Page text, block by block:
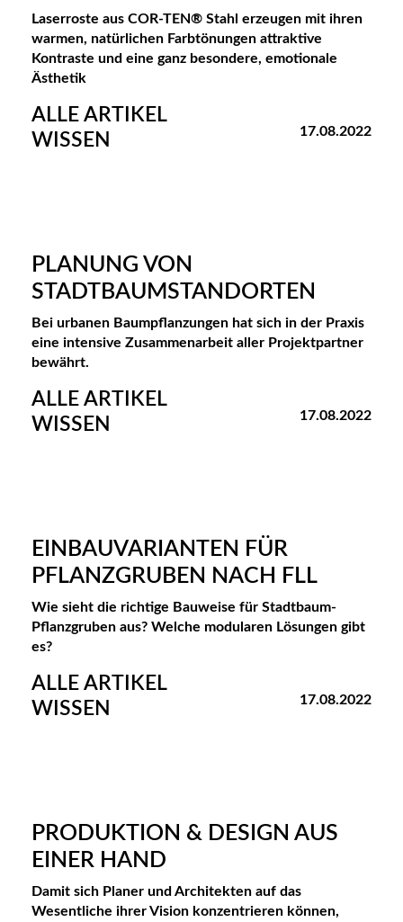
Laserroste aus COR-TEN® Stahl erzeugen mit ihren
warmen, natürlichen Farbtönungen attraktive
Kontraste und eine ganz besondere, emotionale
Ästhetik
ALLE ARTIKEL
WISSEN
17.08.2022
PLANUNG VON
STADTBAUMSTANDORTEN
Bei urbanen Baumpflanzungen hat sich in der Praxis
eine intensive Zusammenarbeit aller Projektpartner
bewährt.
ALLE ARTIKEL
WISSEN
17.08.2022
EINBAUVARIANTEN FÜR
PFLANZGRUBEN NACH FLL
Wie sieht die richtige Bauweise für Stadtbaum-
Pflanzgruben aus? Welche modularen Lösungen gibt
es?
ALLE ARTIKEL
WISSEN
17.08.2022
PRODUKTION & DESIGN AUS
EINER HAND
Damit sich Planer und Architekten auf das
Wesentliche ihrer Vision konzentrieren können,